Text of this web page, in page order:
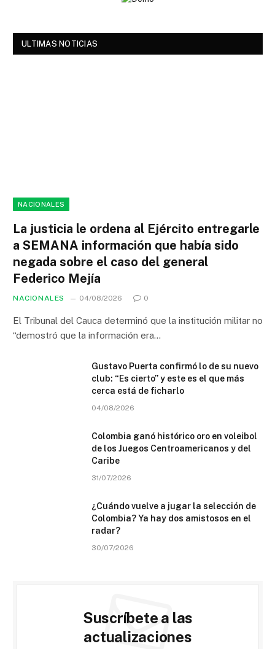
ULTIMAS NOTICIAS
NACIONALES
La justicia le ordena al Ejército entregarle
a SEMANA información que había sido
negada sobre el caso del general
Federico Mejía
NACIONALES 04/08/2026 0
El Tribunal del Cauca determinó que la institución militar no
“demostró que la información era…
Gustavo Puerta confirmó lo de su nuevo
club: “Es cierto” y este es el que más
cerca está de ficharlo
04/08/2026
Colombia ganó histórico oro en voleibol
de los Juegos Centroamericanos y del
Caribe
31/07/2026
¿Cuándo vuelve a jugar la selección de
Colombia? Ya hay dos amistosos en el
radar?
30/07/2026
Suscríbete a las
actualizaciones